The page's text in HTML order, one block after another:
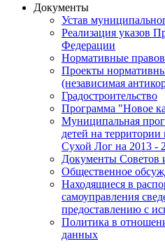
Документы
Устав
Реализация указов
Федерации
Нормативные
Проекты
(независимая
Градостроительство
Программа "Новое
Муниципальная
детей на
Сухой Лог на 2013 -
Документы Советов
Общественное
Находящиеся в
самоуправления
предоставлению с
Политика в
данных